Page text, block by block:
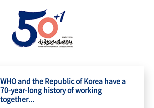
WHO and the Republic of Korea have a
70-year-long history of working
together...